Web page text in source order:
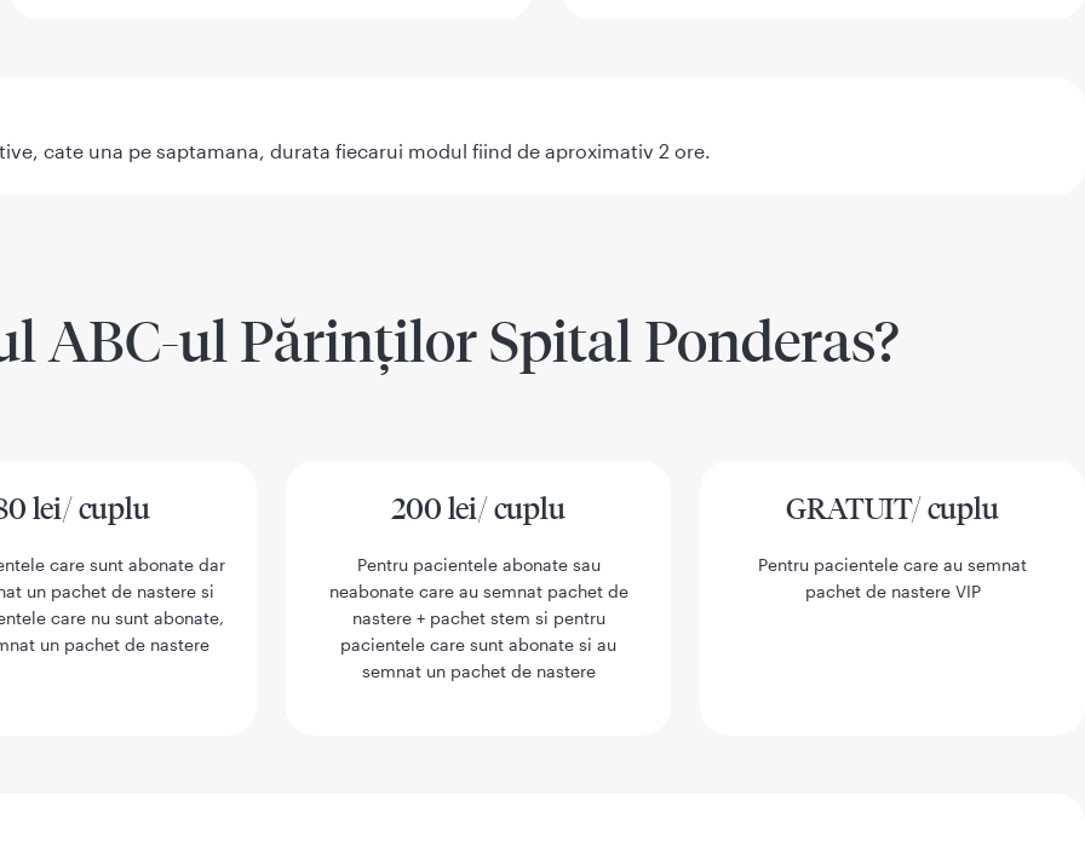
cate una pe saptamana, durata fiecarui modul fiind de aproximativ 2 ore.
ABC-ul Părinților Spital Ponderas?
lei/ cuplu
care sunt abonate dar
un pachet de nastere si
care nu sunt abonate,
un pachet de nastere
200 lei/ cuplu
Pentru pacientele abonate sau
neabonate care au semnat pachet de
nastere + pachet stem si pentru
pacientele care sunt abonate si au
semnat un pachet de nastere
GRATUIT/ cuplu
Pentru pacientele care au semnat
pachet de nastere VIP